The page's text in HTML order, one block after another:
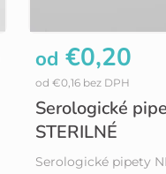
Serologické
STERILNÉ
od €0,16 bez DPH
od €0,20
Serologické pipety